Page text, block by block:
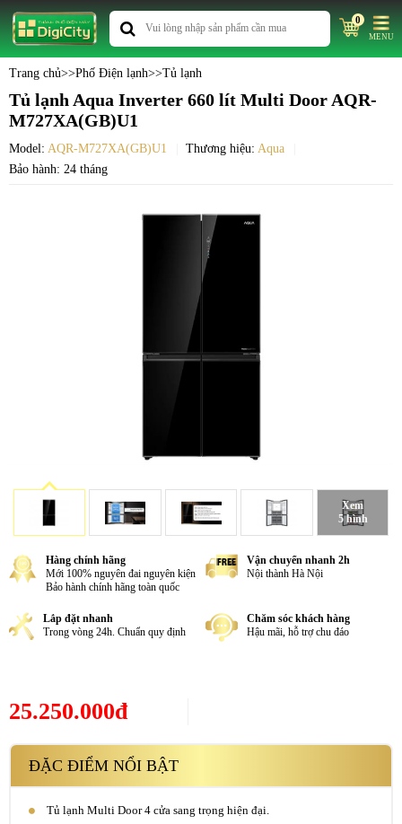
0
MENU
Trang chủ>>Phố Điện lạnh>>Tủ lạnh
Tủ lạnh Aqua Inverter 660 lít Multi Door AQR-
M727XA(GB)U1
Model: AQR-M727XA(GB)U1 Thương hiệu: Aqua
Bảo hành: 24 tháng
Xem
5 hình
Hàng chính hãng
Mới 100% nguyên đai nguyên kiện
Bảo hành chính hãng toàn quốc
Vận chuyển nhanh 2h
Nội thành Hà Nội
Lắp đặt nhanh
Trong vòng 24h. Chuẩn quy định
Chăm sóc khách hàng
Hậu mãi, hỗ trợ chu đáo
25.250.000đ
ĐẶC ĐIỂM NỔI BẬT
Tủ lạnh Multi Door 4 cửa sang trọng hiện đại.